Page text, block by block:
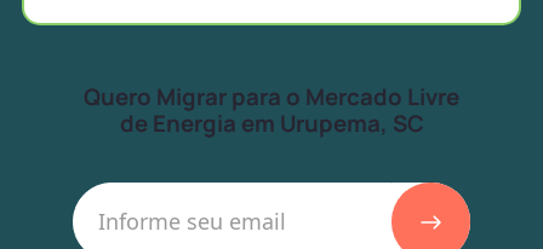
Quero Migrar para o Mercado Livre
de Energia em Urupema, SC